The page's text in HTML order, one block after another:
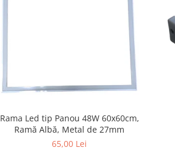
Rama Led tip Panou 48W 60x60cm,
Ramă Albă, Metal de 27mm
65,00 Lei